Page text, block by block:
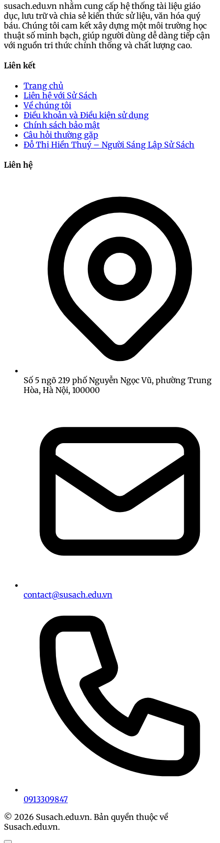
susach.edu.vn nhằm cung cấp hệ thống tài liệu giáo
dục, lưu trữ và chia sẻ kiến thức sử liệu, văn hóa quý
báu. Chúng tôi cam kết xây dựng một môi trường học
thuật số minh bạch, giúp người dùng dễ dàng tiếp cận
với nguồn tri thức chính thống và chất lượng cao.
Liên kết
Trang chủ
Liên hệ với Sử Sách
Về chúng tôi
Điều khoản và Điều kiện sử dụng
Chính sách bảo mật
Câu hỏi thường gặp
Đỗ Thị Hiền Thuý – Người Sáng Lập Sử Sách
Liên hệ
Số 5 ngõ 219 phố Nguyễn Ngọc Vũ, phường Trung
Hòa, Hà Nội, 100000
contact@susach.edu.vn
0913309847
© 2026 Susach.edu.vn. Bản quyền thuộc về
Susach.edu.vn.